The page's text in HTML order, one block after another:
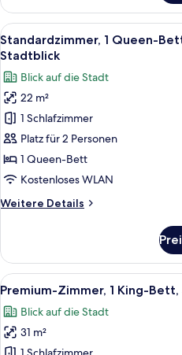
1
Queen-
Bett,
Stadtblick
Alle
Fotos
für
Standardzimmer,
1
Queen-
Bett,
Zutritt
zur
Lounge,
17
Standardzimmer, 1 Queen-
Stadtblick
Blick auf die Stadt
22 m²
1 Schlafzimmer
Platz für 2 Personen
1 Queen-Bett
Kostenloses WLAN
Weitere Details
Weitere
1
Queen-
Bett,
zur
Club
Lounge,
Alle
Fotos
für
Premium-
7
Premium-Zimmer, 1 King-
Blick auf die Stadt
31 m²